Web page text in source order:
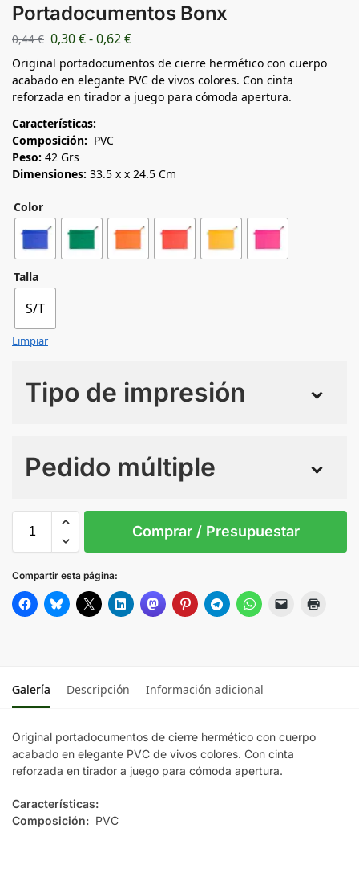
Portadocumentos Bonx
0,44€ 0,30€-0,62€
Original portadocumentos de cierre hermético con cuerpo
acabado en elegante PVC de vivos colores. Con cinta
reforzada en tirador a juego para cómoda apertura.
Características:
Composición: PVC
Peso: 42 Grs
Dimensiones: 33.5 x x 24.5 Cm
Color
Talla
S/T
Limpiar
Tipo de impresión
Pedido múltiple
S/T
AZUL
NARANJA
ROJO
Comprar / Presupuestar
Compartir esta página:
Galería Descripción Información adicional
Original portadocumentos de cierre hermético con cuerpo
acabado en elegante PVC de vivos colores. Con cinta
reforzada en tirador a juego para cómoda apertura.
Características:
Composición: PVC